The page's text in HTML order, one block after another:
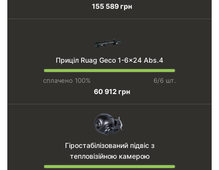
155 589 грн
Приціл Ruag Geco 1-6x24 Abs.4
сплачено 100% 6/6 шт.
60 912 грн
Гіростабілізований підвіс з
тепловізійною камерою